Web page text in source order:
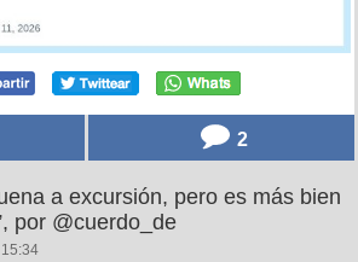
2
a excursión, pero es más bien
por @cuerdo_de